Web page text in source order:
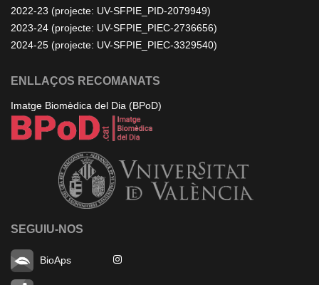
2022-23 (projecte: UV-SFPIE_PID-2079949)
2023-24 (projecte: UV-SFPIE_PIEC-2736656)
2024-25 (projecte: UV-SFPIE_PIEC-3329540)
ENLLAÇOS RECOMANATS
Imatge Biomèdica del Dia (BPoD)
SEGUIU-NOS
BioAps